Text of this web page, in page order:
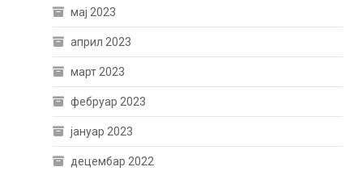
мај 2023
април 2023
март 2023
фебруар 2023
јануар 2023
децембар 2022